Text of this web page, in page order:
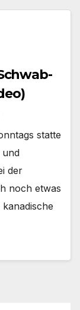
statte
und
der
noch etwas